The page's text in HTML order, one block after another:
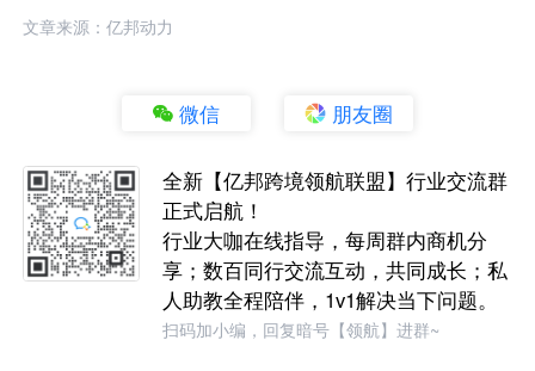
文章来源：亿邦动力
微信 朋友圈
全新【亿邦跨境领航联盟】行业交流群
正式启航！
行业大咖在线指导，每周群内商机分
享；数百同行交流互动，共同成长；私
人助教全程陪伴，1v1解决当下问题。
扫码加小编，回复暗号【领航】进群~